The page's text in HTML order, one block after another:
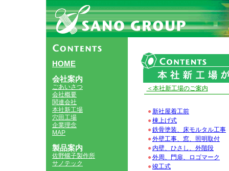
HOME
会社案内
ごあいさつ
会社概要
関連会社
本社新工場
穴田工場
企業理念
MAP
製品案内
佐野螺子製作所
サノテック
＜本社新工場のご案内
●新社屋着工前
●棟上げ式
●鉄骨塗装、床モルタル工事
●外壁工事、窓、照明取付
● 内壁、ひさし、外階段
●外周、門扉、ロゴマーク
●竣工式